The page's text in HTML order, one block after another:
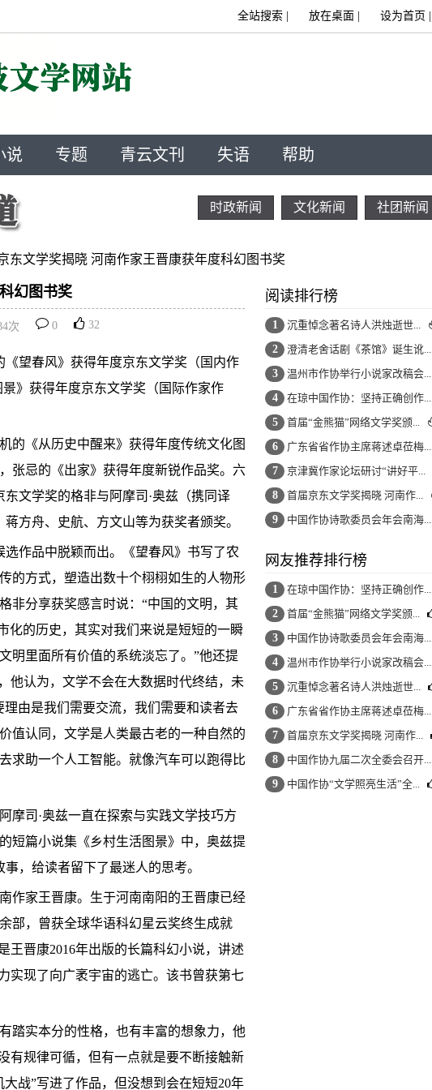
设为首页
放在桌面
全站搜索|
说 专题 青云文刊 失语 帮助
时政新闻 文化新闻 社团新闻
东文学奖揭晓 河南作家王晋康获年度科幻图书奖
幻图书奖
次 0 32
望春风》获得年度京东文学奖（国内作
》获得年度京东文学奖（国际作家作
《从历史中醒来》获得年度传统文化图
张忌的《出家》获得年度新锐作品奖。六
文学奖的格非与阿摩司·奥兹（携同译
方舟、史航、方文山等为获奖者颁奖。
作品中脱颖而出。《望春风》书写了农
的方式，塑造出数十个栩栩如生的人物形
非分享获奖感言时说：“中国的文明，其
化的历史，其实对我们来说是短短的一瞬
明里面所有价值的系统淡忘了。”他还提
他认为，文学不会在大数据时代终结，未
由是我们需要交流，我们需要和读者去
值认同，文学是人类最古老的一种自然的
求助一个人工智能。就像汽车可以跑得比
司·奥兹一直在探索与实践文学技巧方
短篇小说集《乡村生活图景》中，奥兹提
，给读者留下了最迷人的思考。
家王晋康。生于河南南阳的王晋康已经
部，曾获全球华语科幻星云奖终生成就
王晋康2016年出版的长篇科幻小说，讲述
实现了向广袤宇宙的逃亡。该书曾获第七
实本分的性格，也有丰富的想象力，他
有规律可循，但有一点就是要不断接触新
战”写进了作品，但没想到会在短短20年
阅读排行榜
1 沉重悼念著名诗人洪烛逝世...
2 澄清老舍话剧《茶馆》诞生讹...
3 温州市作协举行小说家改稿会...
4 在琼中国作协：坚持正确创作...
5 首届“金熊猫”网络文学奖颁...
6 广东省省作协主席蒋述卓莅梅...
7 京津冀作家论坛研讨“讲好平...
8 首届京东文学奖揭晓 河南作...
9 中国作协诗歌委员会年会南海...
网友推荐排行榜
1 在琼中国作协：坚持正确创作...
2 首届“金熊猫”网络文学奖颁...
3 中国作协诗歌委员会年会南海...
4 温州市作协举行小说家改稿会...
5 沉重悼念著名诗人洪烛逝世...
6 广东省省作协主席蒋述卓莅梅...
7 首届京东文学奖揭晓 河南作...
8 中国作协九届二次全委会召开...
9 中国作协“文学照亮生活”全...